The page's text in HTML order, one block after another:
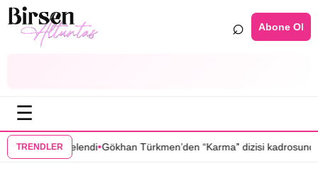
⌕ Abone Ol
☰
TRENDLER
ilkbahara ertelendi•Gökhan Türkmen’den “Karma” dizisi kadrosunda